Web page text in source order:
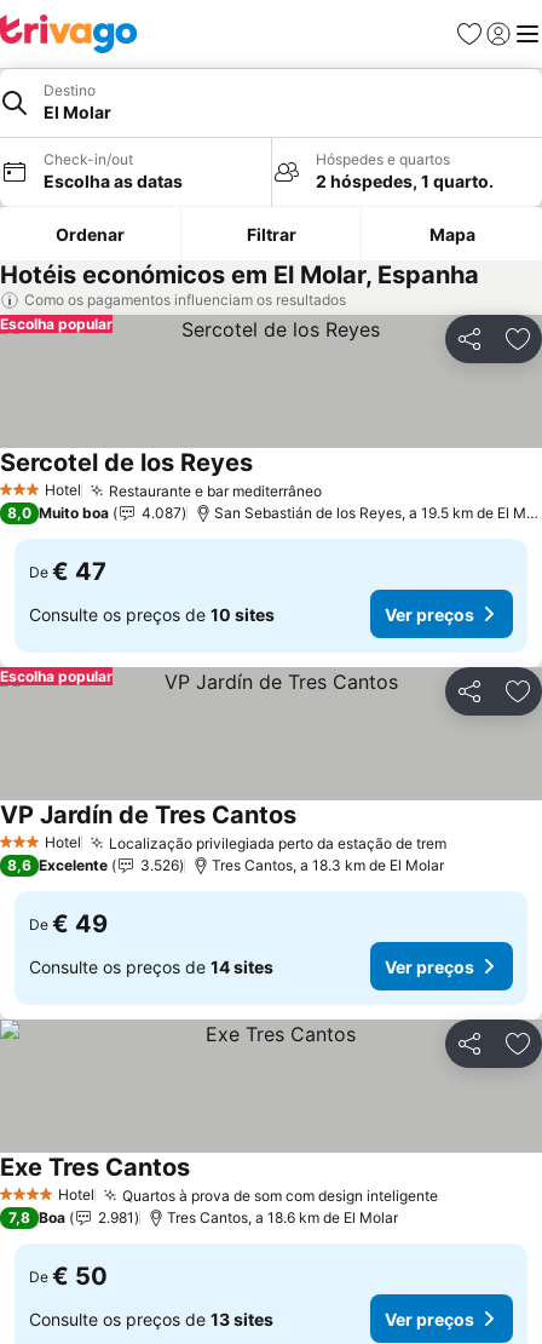
Favoritos
Iniciar
Destino
El Molar
Check-in/out
Escolha as datas
Hóspedes e quartos
2 hóspedes, 1 quarto.
Ordenar Filtrar Mapa
Hotéis económicos em El Molar, Espanha
Como os pagamentos influenciam os resultados
Partilhar
Escolha popular
3 EstrelasHotel Restaurante e bar mediterrâneo
Sercotel de los Reyes
8,0 Muito boa 4.087 San Sebastián de los Reyes, a 19.5 km de El Molar
De € 47
Consulte os preços de 10 sites Ver preços
Partilhar
Escolha popular
3 EstrelasHotel Localização privilegiada perto da estação de trem
VP Jardín de Tres Cantos
8,6 Excelente 3.526 Tres Cantos, a 18.3 km de El Molar
De € 49
Consulte os preços de 14 sites Ver preços
Partilhar
4 EstrelasHotel Quartos à prova de som com design inteligente
Exe Tres Cantos
7,8 Boa 2.981 Tres Cantos, a 18.6 km de El Molar
De € 50
Consulte os preços de 13 sites Ver preços